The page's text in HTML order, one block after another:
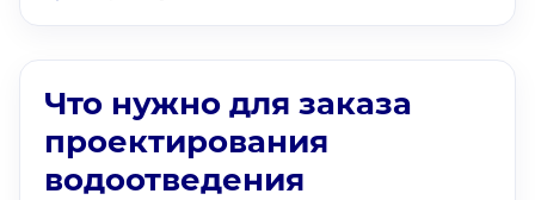
Что нужно для заказа
проектирования
водоотведения